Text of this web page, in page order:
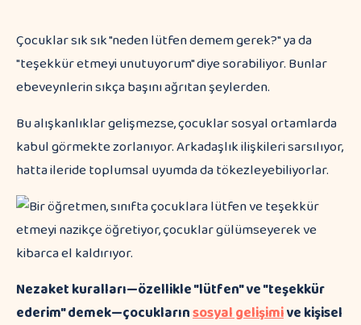
Çocuklar sık sık "neden lütfen demem gerek?" ya da
"teşekkür etmeyi unutuyorum" diye sorabiliyor. Bunlar
ebeveynlerin sıkça başını ağrıtan şeylerden.
Bu alışkanlıklar gelişmezse, çocuklar sosyal ortamlarda
kabul görmekte zorlanıyor. Arkadaşlık ilişkileri sarsılıyor,
hatta ileride toplumsal uyumda da tökezleyebiliyorlar.
Nezaket kuralları—özellikle "lütfen" ve "teşekkür
ederim" demek—çocuklarınsosyal gelişimive kişisel